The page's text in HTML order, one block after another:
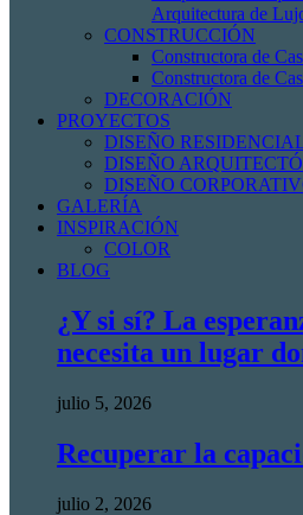
Arquitectura de
CONSTRUCCIÓN
Constructora de
Constructora de
DECORACIÓN
PROYECTOS
DISEÑO
DISEÑO
DISEÑO
GALERÍA
INSPIRACIÓN
COLOR
BLOG
¿Y si sí? La
necesita un lugar
julio 5, 2026
Recuperar la
julio 2, 2026